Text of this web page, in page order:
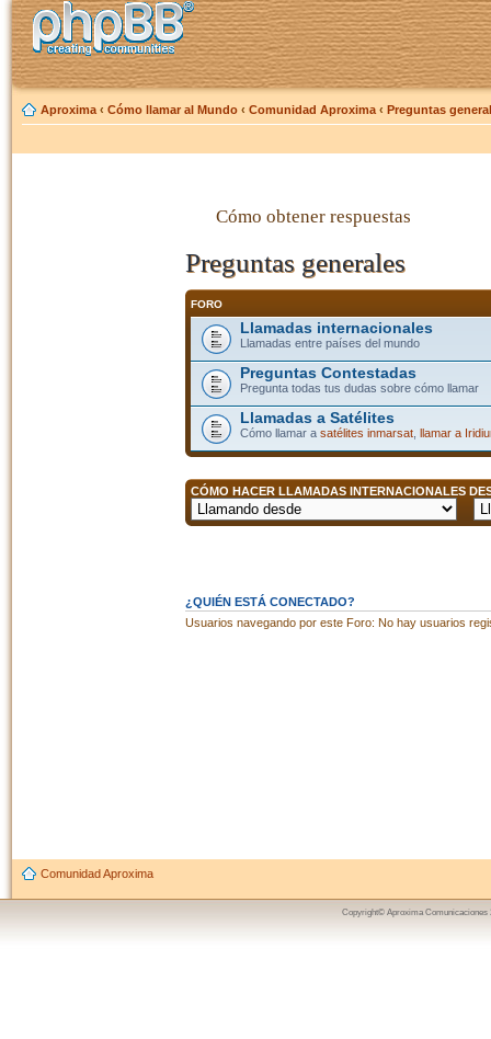
Aproxima ‹ Cómo llamar al Mundo ‹ Comunidad Aproxima ‹ Preguntas
Cómo obtener respuestas
Preguntas generales
FORO
Llamadas internacionales
Llamadas entre países del mundo
Preguntas Contestadas
Pregunta todas tus dudas sobre cómo llamar
Llamadas a Satélites
Cómo llamar a satélites inmarsat, llamar a
CÓMO HACER LLAMADAS INTERNACIONALES
¿QUIÉN ESTÁ CONECTADO?
Usuarios navegando por este Foro: No hay usuarios
Comunidad Aproxima
Copyright© Aproxima Comunicaciones